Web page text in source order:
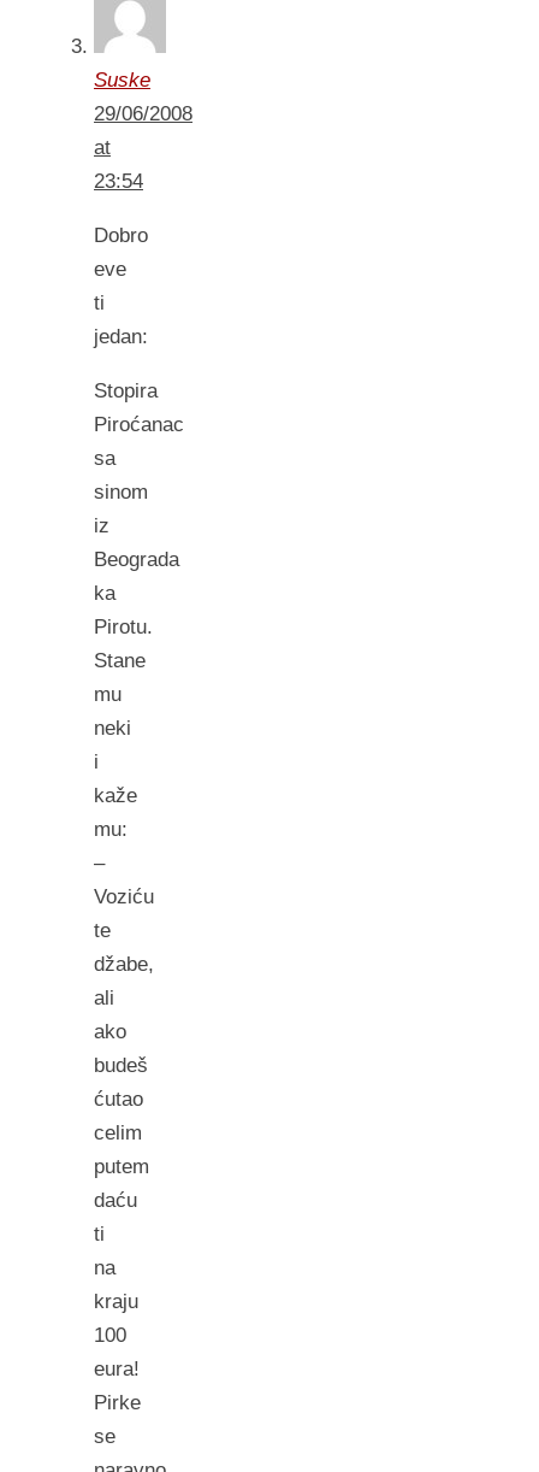
Suske
29/06/2008
at
23:54
Dobro
eve
ti
jedan:
Stopira
Piroćanac
sa
sinom
iz
Beograda
ka
Pirotu.
Stane
mu
neki
i
kaže
mu:
–
Voziću
te
džabe,
ali
ako
budeš
ćutao
celim
putem
daću
ti
na
kraju
100
eura!
Pirke
se